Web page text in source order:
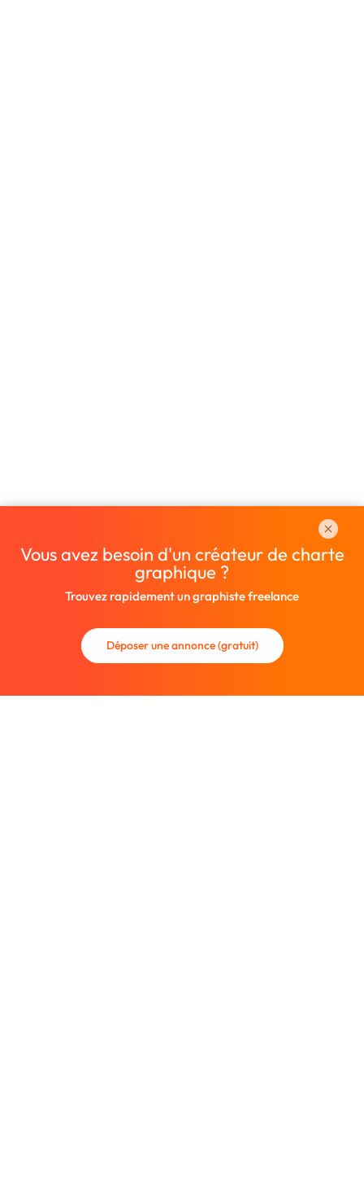
Vous avez besoin d'un créateur de charte
graphique ?
Trouvez rapidement un graphiste freelance
Déposer une annonce (gratuit)